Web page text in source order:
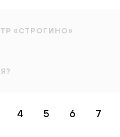
«СТРОГИНО»
4 5 6 7